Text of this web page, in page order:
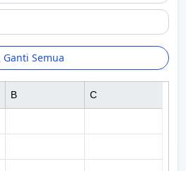
Ganti Semua
B C